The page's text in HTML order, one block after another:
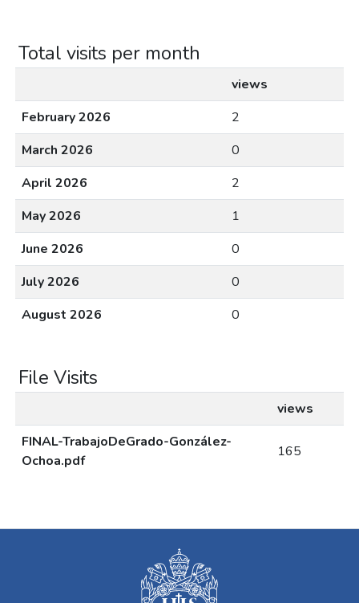
Total visits per month
views
February 2026
2
March 2026
0
April 2026
2
May 2026
1
June 2026
0
July 2026
0
August 2026
0
File Visits
views
FINAL-TrabajoDeGrado-González-
Ochoa.pdf
165